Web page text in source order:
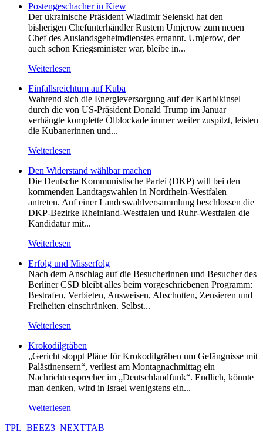
Postengeschacher in Kiew
Der ukrainische Präsident Wladimir Selenski hat den
bisherigen Chefunterhändler Rustem Umjerow zum neuen
Chef des Auslandsgeheimdienstes ernannt. Umjerow, der
auch schon Kriegsminister war, bleibe in...
Weiterlesen
Einfallsreichtum auf Kuba
Wahrend sich die Energieversorgung auf der Karibikinsel
durch die von US-Präsident Donald Trump im Januar
verhängte komplette Ölblockade immer weiter zuspitzt, leisten
die Kubanerinnen und...
Weiterlesen
Den Widerstand wählbar machen
Die Deutsche Kommunistische Partei (DKP) will bei den
kommenden Landtagswahlen in Nordrhein-Westfalen
antreten. Auf einer Landeswahlversammlung beschlossen die
DKP-Bezirke Rheinland-Westfalen und Ruhr-Westfalen die
Kandidatur mit...
Weiterlesen
Erfolg und Misserfolg
Nach dem Anschlag auf die Besucherinnen und Besucher des
Berliner CSD bleibt alles beim vorgeschriebenen Programm:
Bestrafen, Verbieten, Ausweisen, Abschotten, Zensieren und
Freiheiten einschränken. Selbst...
Weiterlesen
Krokodilgräben
„Gericht stoppt Pläne für Krokodilgräben um Gefängnisse mit
Palästinensern“, verliest am Montagnachmittag ein
Nachrichtensprecher im „Deutschlandfunk“. Endlich, könnte
man denken, wird in Israel wenigstens ein...
Weiterlesen
TPL_BEEZ3_NEXTTAB